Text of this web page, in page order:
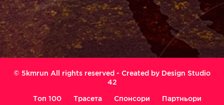
© 5kmrun All rights reserved - Created by Design Studio
42
Топ 100 Трасета Спонсори Партньори